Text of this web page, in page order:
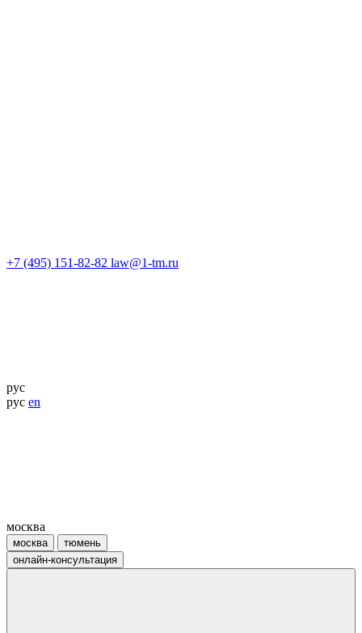
+7 (495) 151-82-82 law@1-tm.ru
рус
рус en
москва
москва
тюмень
онлайн-консультация